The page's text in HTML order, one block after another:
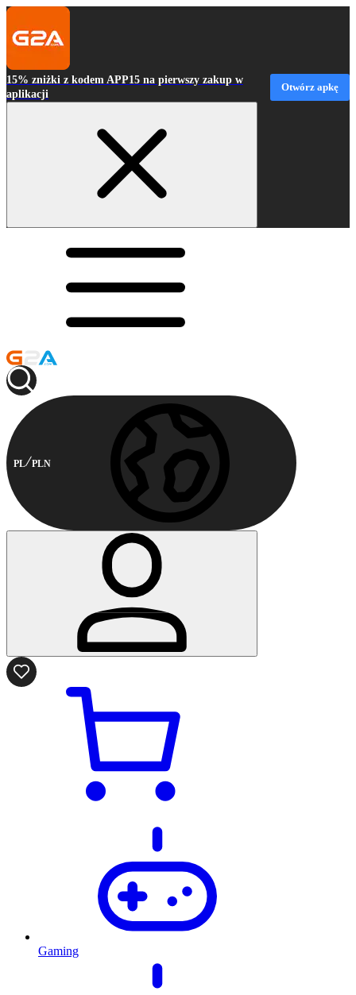
15% zniżki z kodem APP15 na pierwszy zakup w
aplikacji
Otwórz apkę
PL PLN
Gaming